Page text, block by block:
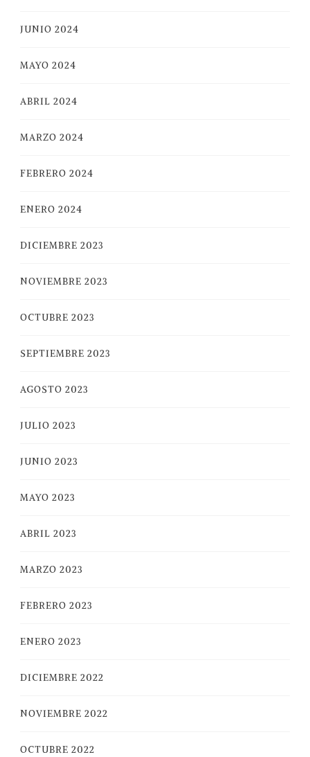
JUNIO 2024
MAYO 2024
ABRIL 2024
MARZO 2024
FEBRERO 2024
ENERO 2024
DICIEMBRE 2023
NOVIEMBRE 2023
OCTUBRE 2023
SEPTIEMBRE 2023
AGOSTO 2023
JULIO 2023
JUNIO 2023
MAYO 2023
ABRIL 2023
MARZO 2023
FEBRERO 2023
ENERO 2023
DICIEMBRE 2022
NOVIEMBRE 2022
OCTUBRE 2022